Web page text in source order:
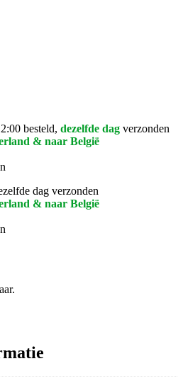
besteld, dezelfde dag verzonden
& naar België
dag verzonden
& naar België